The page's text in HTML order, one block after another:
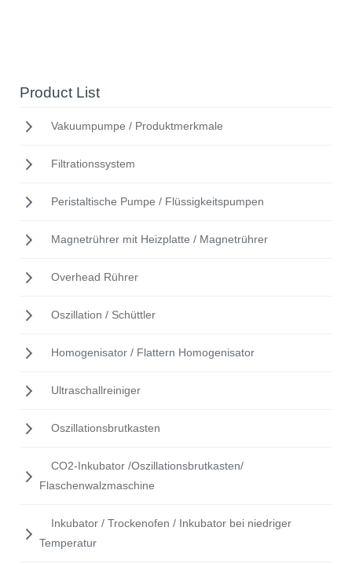
Product List
Vakuumpumpe / Produktmerkmale
Filtrationssystem
Peristaltische Pumpe / Flüssigkeitspumpen
Magnetrührer mit Heizplatte / Magnetrührer
Overhead Rührer
Oszillation / Schüttler
Homogenisator / Flattern Homogenisator
Ultraschallreiniger
Oszillationsbrutkasten
CO2-Inkubator /Oszillationsbrutkasten/
Flaschenwalzmaschine
Inkubator / Trockenofen / Inkubator bei niedriger
Temperatur